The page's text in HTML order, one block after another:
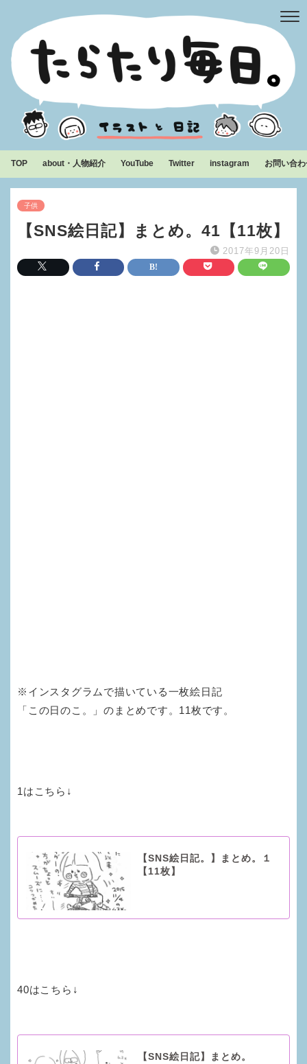
TOP about・人物紹介 YouTube Twitter instagram お問い合
子供
【SNS絵日記】まとめ。41【11枚】
2017年9月20日
※インスタグラムで描いている一枚絵日記
「この日のこ。」のまとめです。11枚です。
1はこちら↓
【SNS絵日記。】まとめ。１
【11枚】
40はこちら↓
【SNS絵日記】まとめ。